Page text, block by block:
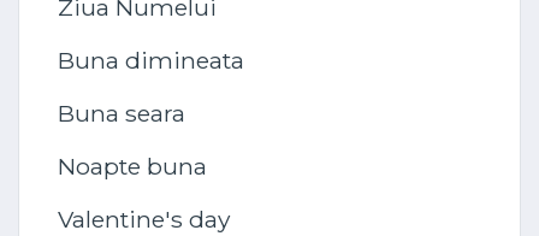
Ziua Numelui
Buna dimineata
Buna seara
Noapte buna
Valentine's day